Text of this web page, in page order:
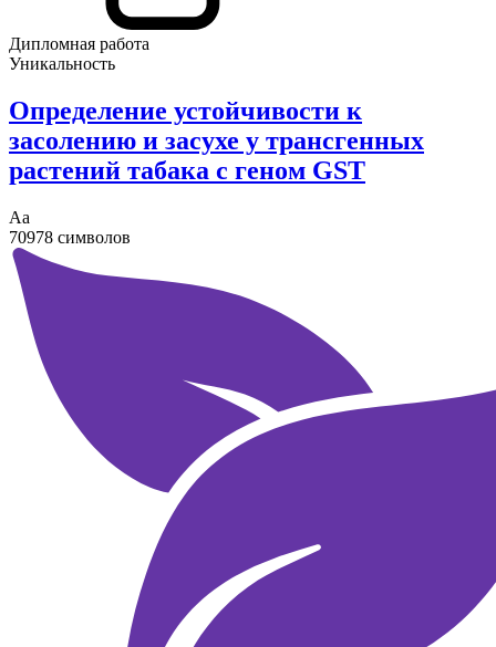
Дипломная работа
Уникальность
Определение устойчивости к
засолению и засухе у трансгенных
растений табака с геном GST
Аа
70978 символов